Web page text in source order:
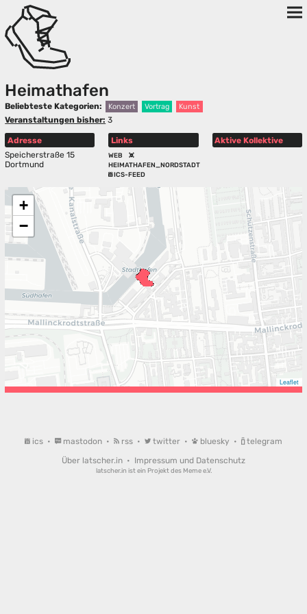
Heimathafen
Beliebteste Kategorien: Konzert Vortrag Kunst
Veranstaltungen bisher: 3
Adresse
Speicherstraße 15
Dortmund
Links
WEB
HEIMATHAFEN_NORDSTADT
ICS-FEED
Aktive Kollektive
+
−
Leaflet
ics • mastodon • rss • twitter • bluesky •
telegram
Über latscher.in • Impressum und Datenschutz
latscher.in ist ein Projekt des Meme e.V.